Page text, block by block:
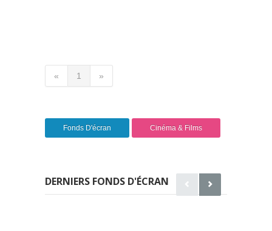
« 1 »
Fonds D'écran Cinéma & Films
DERNIERS FONDS D'ÉCRAN